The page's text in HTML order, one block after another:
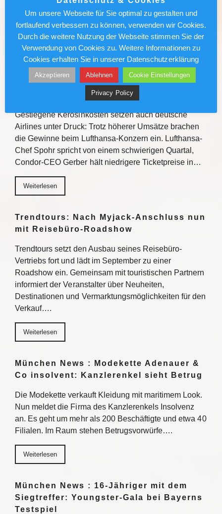
Verkaufstipps, direktem Austausch und
Gewinnchancen bietet die Veranstaltungsreihe
Einblicke zu den Fluss- und…
Weiterlesen
Lufthansa/Condor: Kerosinkosten
drücken den Gewinn
Gestiegene Kerosinkosten setzen auch deutsche
Airlines unter Druck: Trotz höherer Umsätze brachen
die Gewinne beim Lufthansa-Konzern ein. Lufthansa-
Chef Spohr spricht von einem schwierigen Quartal,
Condor-CEO Gerber hält niedrigere Ticketpreise in…
Weiterlesen
Trendtours: Nach Myjack-Anschluss nun
mit Reisebüro-Roadshow
Trendtours setzt den Ausbau seines Reisebüro-
Vertriebs fort und lädt im September zu einer
Roadshow ein. Gemeinsam mit touristischen Partnern
informiert der Veranstalter über Neuheiten,
Destinationen und Vermarktungsmöglichkeiten für den
Verkauf….
Weiterlesen
München News : Modekette Adenauer &
Co insolvent: Kanzlerenkel sieht Betrug
Die Modekette verkauft Kleidung mit maritimem Look.
Nun meldet die Firma des Kanzlerenkels Insolvenz
an. Es geht um mehr als 200 Beschäftigte und etwa 40
Filialen. Im Raum stehen Betrugsvorwürfe….
Weiterlesen
München News : 16-Jähriger mit dem
Siegtreffer: Youngster-Gala bei Bayerns
Testspiel
Um unsere Webseite für Sie optimal zu gestalten und
fortlaufend verbessern zu können, verwenden wir Cookies.
Durch die weitere Nutzung der Webseite stimmen Sie der
Verwendung von Cookies zu. Weitere Informationen zu
Cookies erhalten Sie in unserer Datenschutzerklärung
Akzeptieren Ablehnen Cookie Einstellungen
Privacy Policy